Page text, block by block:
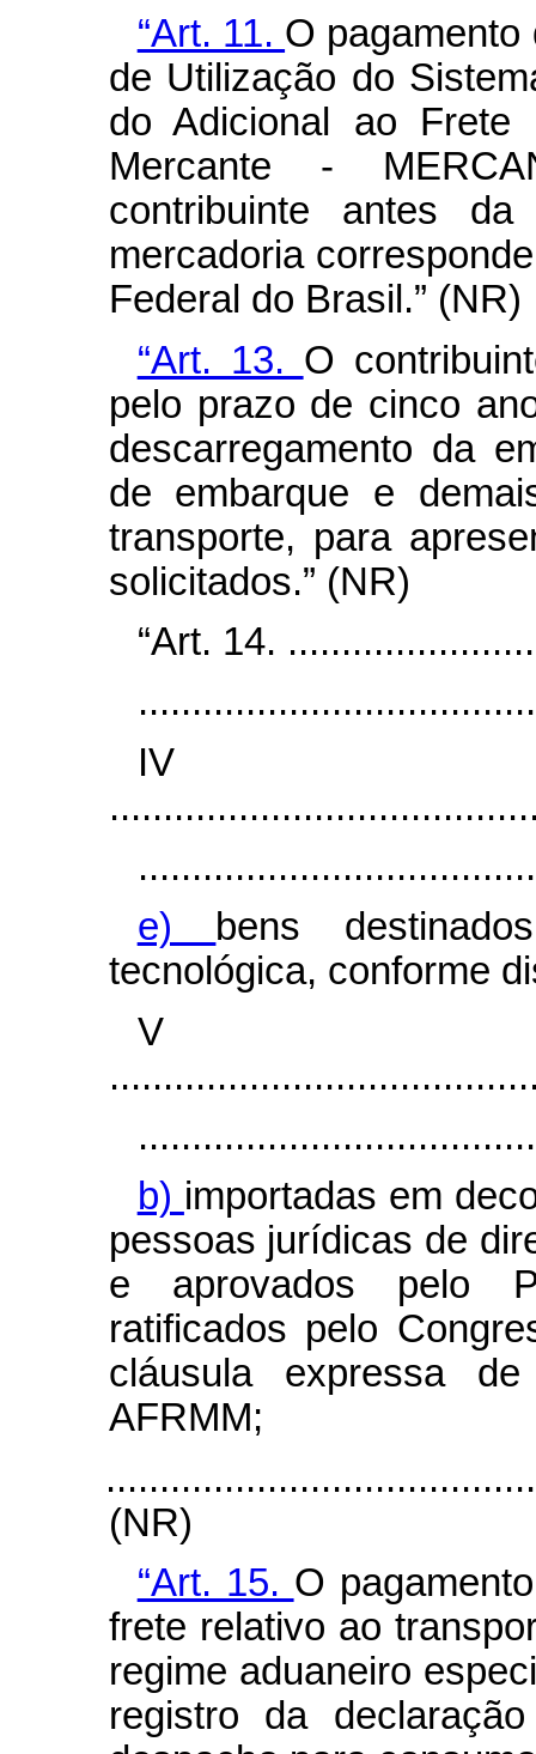
“Art. 11. O pagamento
de Utilização do
do Adicional ao Frete
Mercante -
contribuinte antes
mercadoria
Federal do Brasil.” (NR)
“Art. 13. O
pelo prazo de cinco
descarregamento da
de embarque e
transporte, para
solicitados.” (NR)
“Art. 14.
e)
bens
tecnológica, conforme
b) importadas em
pessoas jurídicas de
e aprovados pelo
ratificados pelo
cláusula expressa
AFRMM;
(NR)
“Art. 15. O
frete relativo ao
regime aduaneiro
registro da